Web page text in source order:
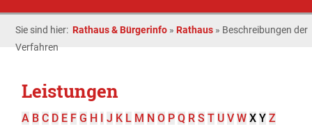
Sie sind hier: Rathaus & Bürgerinfo » Rathaus » Beschreibungen der
Verfahren
Leistungen
A B C D E F G H I J K L M N O P Q R S T U V W X Y Z